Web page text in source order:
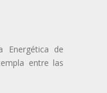
Energética de
entre las